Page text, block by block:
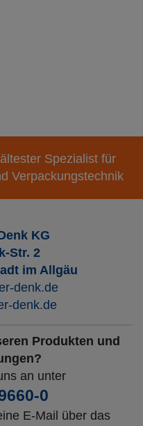
Spezialist für
Verpackungstechnik
KG
Str. 2
im Allgäu
denk.de
denk.de
Produkten und
an unter
0
E-Mail über das